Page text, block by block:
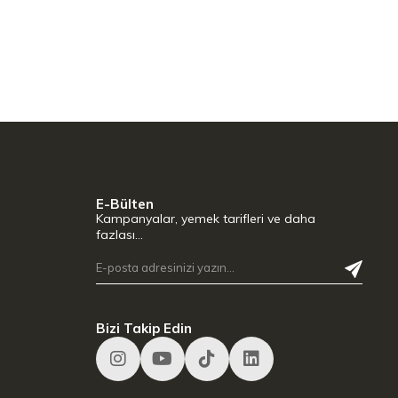
E-Bülten
Kampanyalar, yemek tarifleri ve daha
fazlası…
Bizi Takip Edin